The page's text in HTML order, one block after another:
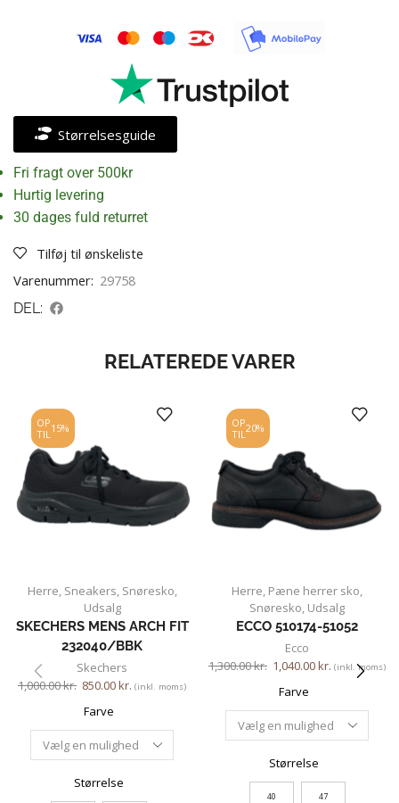
Størrelsesguide
Fri fragt over 500kr
Hurtig levering
30 dages fuld returret
Tilføj til ønskeliste
Varenummer: 29758
DEL:
RELATEREDE VARER
OP
TIL 15%
Herre Sneakers Snøresko
Udsalg
SKECHERS MENS ARCH FIT
232040/BBK
Skechers
1,000.00kr. 850.00kr. (inkl. moms)
Farve
Størrelse
OP
TIL 20%
Herre Pæne herrer sko
Snøresko Udsalg
ECCO 510174-51052
Ecco
1,300.00kr. 1,040.00kr. (inkl. moms)
Farve
Størrelse
40 47